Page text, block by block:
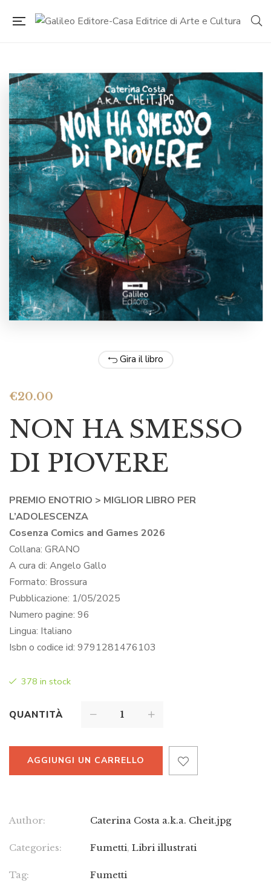
Gira il libro
€20.00
NON HA SMESSO
DI PIOVERE
PREMIO ENOTRIO > MIGLIOR LIBRO PER
L’ADOLESCENZA
Cosenza Comics and Games 2026
Collana: GRANO
A cura di: Angelo Gallo
Formato: Brossura
Pubblicazione: 1/05/2025
Numero pagine: 96
Lingua: Italiano
Isbn o codice id: 9791281476103
378 in stock
QUANTITÀ
AGGIUNGI UN CARRELLO
Author: Caterina Costa a.k.a. Cheit.jpg
Categories: Fumetti, Libri illustrati
Tag: Fumetti